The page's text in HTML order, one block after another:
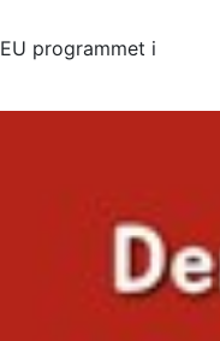
programmet i